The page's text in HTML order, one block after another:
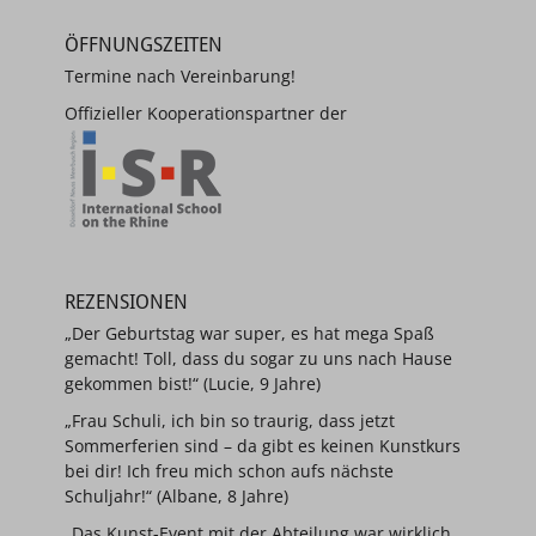
ÖFFNUNGSZEITEN
Termine nach Vereinbarung!
Offizieller Kooperationspartner der
REZENSIONEN
„Der Geburtstag war super, es hat mega Spaß
gemacht! Toll, dass du sogar zu uns nach Hause
gekommen bist!“ (Lucie, 9 Jahre)
„Frau Schuli, ich bin so traurig, dass jetzt
Sommerferien sind – da gibt es keinen Kunstkurs
bei dir! Ich freu mich schon aufs nächste
Schuljahr!“ (Albane, 8 Jahre)